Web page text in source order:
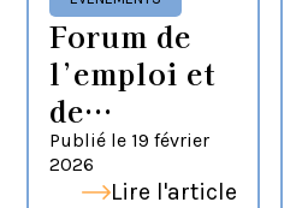
Forum de
l’emploi et
de
l’alternance
Publié le 19 février
2026
Lire l'article